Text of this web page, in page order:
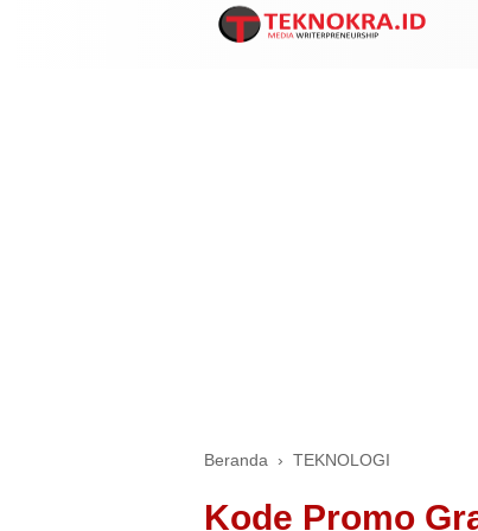
Beranda › TEKNOLOGI
Kode Promo